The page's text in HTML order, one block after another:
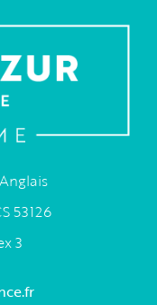
53126
3